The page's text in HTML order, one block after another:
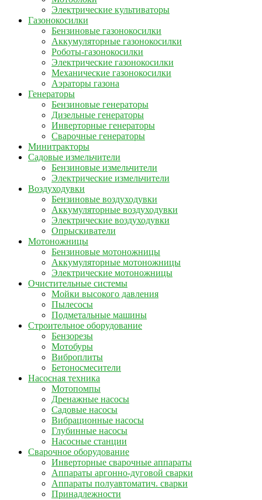
Электрические культиваторы
Газонокосилки
Бензиновые газонокосилки
Аккумуляторные газонокосилки
Роботы-газонокосилки
Электрические газонокосилки
Механические газонокосилки
Аэраторы газона
Генераторы
Бензиновые генераторы
Дизельные генераторы
Инверторные генераторы
Сварочные генераторы
Минитракторы
Садовые измельчители
Бензиновые измельчители
Электрические измельчители
Воздуходувки
Бензиновые воздуходувки
Аккумуляторные воздуходувки
Электрические воздуходувки
Опрыскиватели
Мотоножницы
Бензиновые мотоножницы
Аккумуляторные мотоножницы
Электрические мотоножницы
Очистительные системы
Мойки высокого давления
Пылесосы
Подметальные машины
Строительное оборудование
Бензорезы
Мотобуры
Виброплиты
Бетоносмесители
Насосная техника
Мотопомпы
Дренажные насосы
Садовые насосы
Вибрационные насосы
Глубинные насосы
Насосные станции
Сварочное оборудование
Инверторные сварочные аппараты
Аппараты аргонно-дуговой сварки
Аппараты полуавтоматич. сварки
Принадлежности